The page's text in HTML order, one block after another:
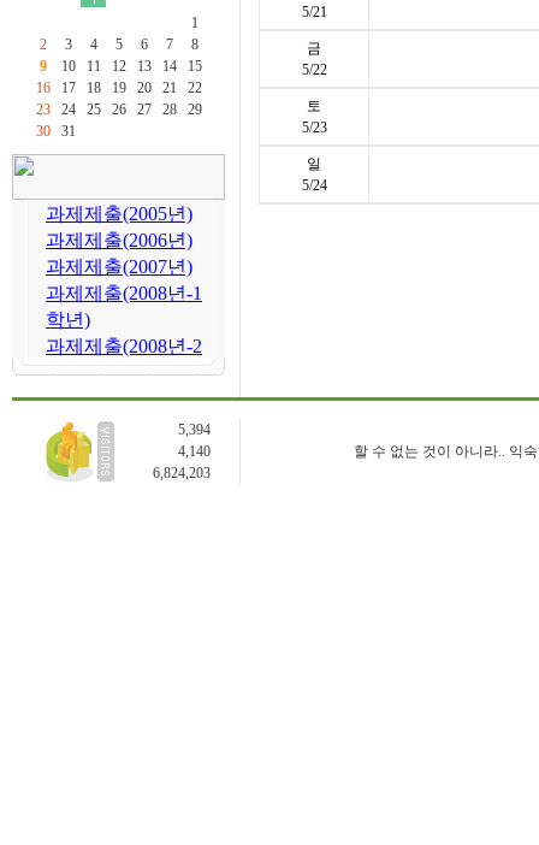
1
2
3 4 5 6 7
8
9
10 11 12 13 14
15
16
17 18 19 20 21
22
23
24 25 26 27 28
29
30
31
5/21
금
5/22
토
5/23
일
5/24
5,394
4,140
6,824,203
할 수 없는 것이 아니라.. 익